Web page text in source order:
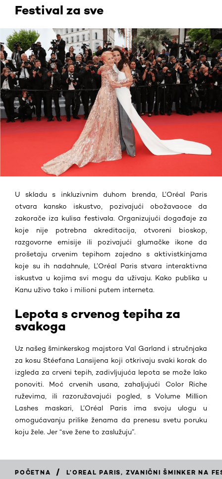
Festival za sve
U skladu s inkluzivnim duhom brenda, L’Oréal Paris
otvara kansko iskustvo, pozivajući obožavaoce da
zakorače iza kulisa festivala. Organizujući događaje za
koje nije potrebna akreditacija, otvoreni bioskop,
razgovorne emisije ili pozivajući glumačke ikone da
prošetaju crvenim tepihom zajedno s aktivistkinjama
koje su ih nadahnule, L’Oréal Paris stvara interaktivna
iskustva u kojima svi mogu da uživaju. Kako publika u
Kanu uživo tako i milioni putem interneta.
Lepota s crvenog tepiha za
svakoga
Uz našeg šminkerskog majstora Val Garland i stručnjaka
za kosu Stéefana Lansijena koji otkrivaju svaki korak do
izgleda za crveni tepih, zadivljujuća lepota se može lako
ponoviti. Moć crvenih usana, zahaljujući Color Riche
ruževima, ili razoružavajući pogled, s Volume Million
Lashes maskari, L’Oréal Paris ima svoju ulogu u
omogućavanju prilike ženama da prenesu svetu poruku
koju žele. Jer “sve žene to zaslužuju”.
POČETNA / L’OREAL PARIS, ZVANIČNI ŠMINKER NA